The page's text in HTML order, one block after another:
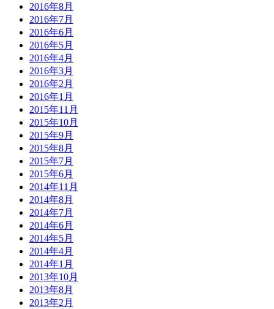
2016年8月
2016年7月
2016年6月
2016年5月
2016年4月
2016年3月
2016年2月
2016年1月
2015年11月
2015年10月
2015年9月
2015年8月
2015年7月
2015年6月
2014年11月
2014年8月
2014年7月
2014年6月
2014年5月
2014年4月
2014年1月
2013年10月
2013年8月
2013年2月